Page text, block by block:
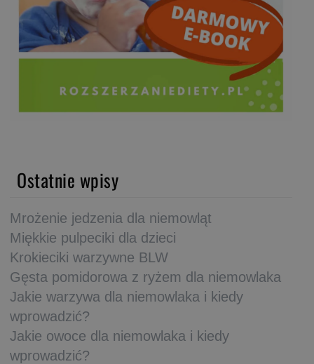
Ostatnie wpisy
Mrożenie jedzenia dla niemowląt
Miękkie pulpeciki dla dzieci
Krokieciki warzywne BLW
Gęsta pomidorowa z ryżem dla niemowlaka
Jakie warzywa dla niemowlaka i kiedy
wprowadzić?
Jakie owoce dla niemowlaka i kiedy
wprowadzić?